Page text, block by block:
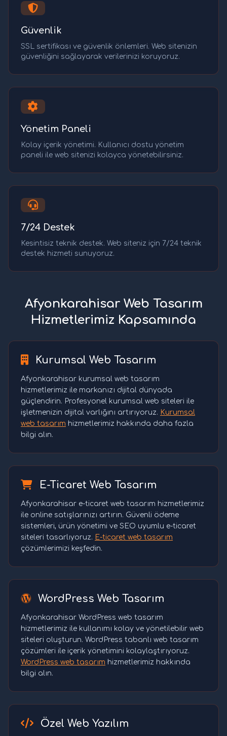
Güvenlik
SSL sertifikası ve güvenlik önlemleri. Web sitenizin
güvenliğini sağlayarak verilerinizi koruyoruz.
Yönetim Paneli
Kolay içerik yönetimi. Kullanıcı dostu yönetim
paneli ile web sitenizi kolayca yönetebilirsiniz.
7/24 Destek
Kesintisiz teknik destek. Web siteniz için 7/24 teknik
destek hizmeti sunuyoruz.
Afyonkarahisar Web Tasarım
Hizmetlerimiz Kapsamında
Kurumsal Web Tasarım
Afyonkarahisar kurumsal web tasarım
hizmetlerimiz ile markanızı dijital dünyada
güçlendirin. Profesyonel kurumsal web siteleri ile
işletmenizin dijital varlığını artırıyoruz. Kurumsal
web tasarım hizmetlerimiz hakkında daha fazla
bilgi alın.
E-Ticaret Web Tasarım
Afyonkarahisar e-ticaret web tasarım hizmetlerimiz
ile online satışlarınızı artırın. Güvenli ödeme
sistemleri, ürün yönetimi ve SEO uyumlu e-ticaret
siteleri tasarlıyoruz. E-ticaret web tasarım
çözümlerimizi keşfedin.
WordPress Web Tasarım
Afyonkarahisar WordPress web tasarım
hizmetlerimiz ile kullanımı kolay ve yönetilebilir web
siteleri oluşturun. WordPress tabanlı web tasarım
çözümleri ile içerik yönetimini kolaylaştırıyoruz.
WordPress web tasarım hizmetlerimiz hakkında
bilgi alın.
Özel Web Yazılım